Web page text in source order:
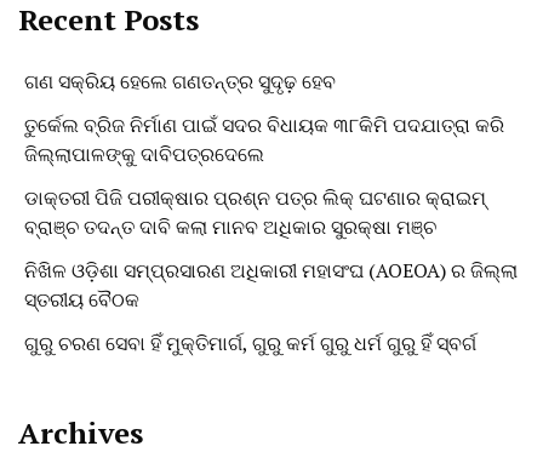
Recent Posts
ଗଣ ସକ୍ରିୟ ହେଲେ ଗଣତନ୍ତ୍ର ସୁଦୃଢ଼ ହେବ
ତୁର୍କେଲ ବ୍ରିଜ ନିର୍ମାଣ ପାଇଁ ସଦର ବିଧାୟକ ୩୮କିମି ପଦଯାତ୍ରା କରି
ଜିଲ୍ଲାପାଳଙ୍କୁ ଦାବିପତ୍ରଦେଲେ
ଡାକ୍ତରୀ ପିଜି ପରୀକ୍ଷାର ପ୍ରଶ୍ନ ପତ୍ର ଲିକ୍ ଘଟଣାର କ୍ରାଇମ୍
ବ୍ରାଞ୍ଚ ତଦନ୍ତ ଦାବି କଲା ମାନବ ଅଧିକାର ସୁରକ୍ଷା ମଞ୍ଚ
ନିଖିଳ ଓଡ଼ିଶା ସମ୍ପ୍ରସାରଣ ଅଧିକାରୀ ମହାସଂଘ (AOEOA) ର ଜିଲ୍ଲା
ସ୍ତରୀୟ ବୈଠକ
ଗୁରୁ ଚରଣ ସେବା ହିଁ ମୁକ୍ତିମାର୍ଗ, ଗୁରୁ କର୍ମ ଗୁରୁ ଧର୍ମ ଗୁରୁ ହିଁ ସ୍ବର୍ଗ
Archives